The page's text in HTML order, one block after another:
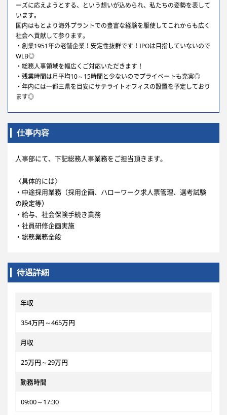
ーズに応えようとする、という想いが込められ、私たちの姿勢を表して
います。
国内はもとより海外プラントでの豊富な経験を駆使してこれからも広く
社会へ貢献して参ります。
・創業1951年の老舗企業！安定性抜群です！IPOは目指していないので
WLB◎
・総務人事領域を幅広くご対応いただきます！
・残業時間は月平均10～15時間と少ないのでプライベートも充実◎
・年内には一都三県を目安にサテライトオフィスの設置を予定しており
ます◎
仕事内容
人事部にて、下記総務人事業務をご担当頂きます。
〈具体的には〉
・中途採用業務（採用企画、ハローワーク求人票管理、選考試験
の設定等）
・給与、社会保険手続き業務
・社員研修企画実施
・総務業務全般
待遇詳細
年収
354万円～465万円
月収
25万円～29万円
勤務時間
09:00～17:30